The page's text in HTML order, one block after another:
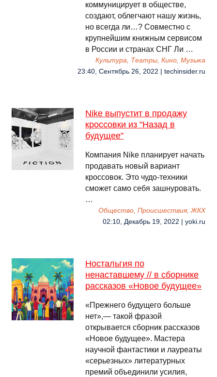
коммуницирует в обществе,
создают, облегчают нашу жизнь,
но всегда ли…? Совместно с
крупнейшим книжным сервисом
в России и странах СНГ Ли …
Культура, Театры, Кино, Музыка
23:40, Сентябрь 26, 2022 | techinsider.ru
Nike выпустит в продажу
кроссовки из "Назад в
будущее"
Компания Nike планирует начать
продавать новый вариант
кроссовок. Это чудо-техники
сможет само себя зашнуровать.
…
Общество, Происшествия, ЖКХ
02:10, Декабрь 19, 2022 | yoki.ru
Ностальгия по
ненаставшему // в сборнике
рассказов «Новое будущее»
«Прежнего будущего больше
нет»,— такой фразой
открывается сборник рассказов
«Новое будущее». Мастера
научной фантастики и лауреаты
«серьезных» литературных
премий объединили усилия,